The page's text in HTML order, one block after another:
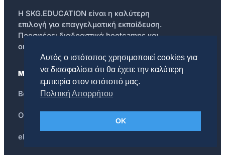
Αυτός ο ιστότοπος χρησιμοποιεί cookies για
να διασφαλίσει ότι θα έχετε την καλύτερη
εμπειρία στον ιστότοπό μας.
Πολιτική Απορρήτου
OK
Η SKG.EDUCATION είναι η καλύτερη
επιλογή για επαγγελματική εκπαίδευση.
Προσφέρει διαδραστικά bootcamps και
online courses.
ΜΑΘΗΣΗ
Bootcamps
Online Courses
eBooks